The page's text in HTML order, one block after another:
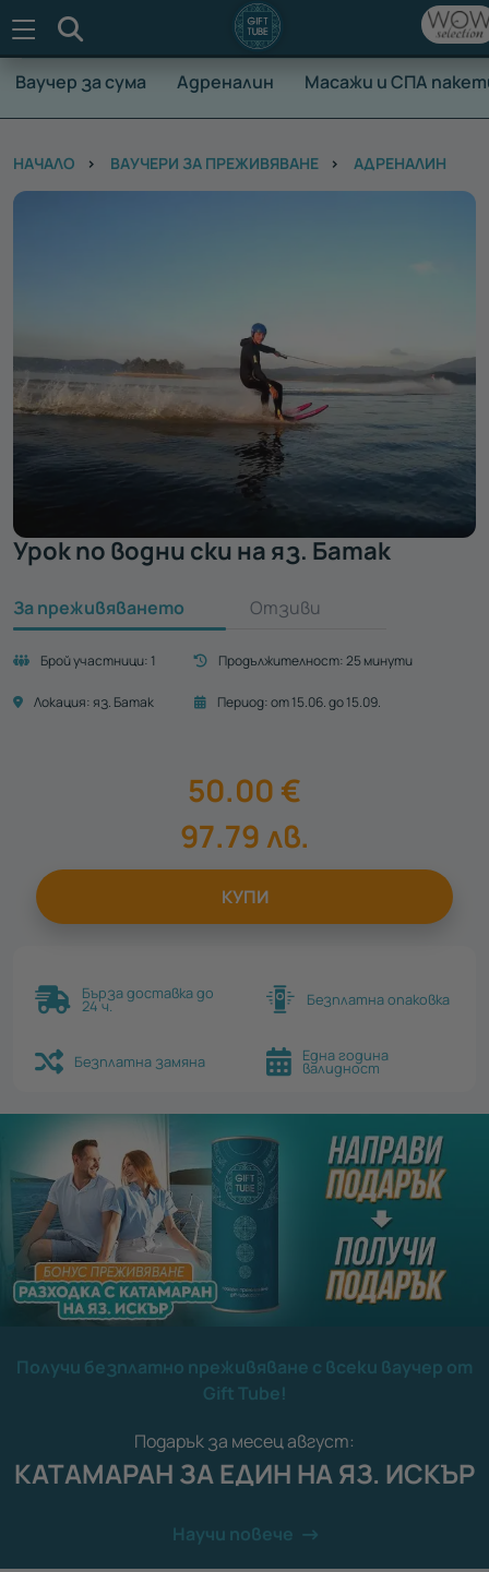
Ваучер за сума Адреналин Масажи и СПА
НАЧАЛО ВАУЧЕРИ ЗА ПРЕЖИВЯВАНЕ АДРЕНАЛИН
Урок по водни ски на яз. Батак
За преживяването Отзиви
Брой участници: 1 Продължителност:25 минути
Локация:яз. Батак Период:от 15.06. до 15.09.
50.00 €
97.79лв.
КУПИ
Бърза доставка до
24 ч. Безплатна опаковка
Безплатна замяна Една година
валидност
Получи безплатно преживяване с всеки ваучер от
Gift Tube!
Подарък за месец август:
КАТАМАРАН ЗА ЕДИН НА ЯЗ. ИСКЪР
Научи повече